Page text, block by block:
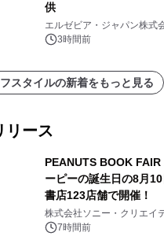
供
エルゼビア・ジャパン株式
3時間前
スタイルの新着をもっと見る
リース
PEANUTS BOOK FAIR
ーピーの誕生日の8月
書店123店舗で開催！
株式会社ソニー・クリエイ
7時間前